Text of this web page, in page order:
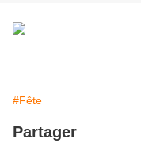
#Fête
Partager